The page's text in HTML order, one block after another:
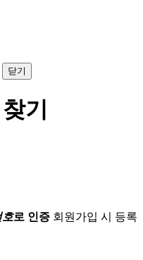
닫기
기
호로 인증 회원가입 시 등록